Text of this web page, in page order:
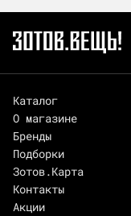
Каталог
О магазине
Бренды
Подборки
Зотов.Карта
Контакты
Акции